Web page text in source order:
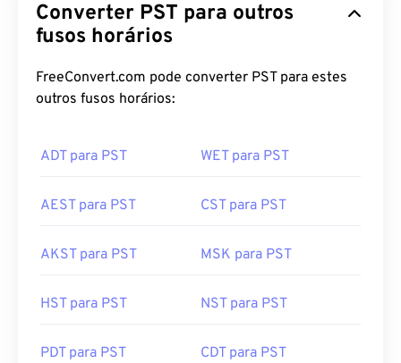
Converter PST para outros
fusos horários
FreeConvert.com pode converter PST para estes
outros fusos horários:
ADT para PST WET para PST
AEST para PST CST para PST
AKST para PST MSK para PST
HST para PST NST para PST
PDT para PST CDT para PST